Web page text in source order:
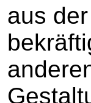
aus